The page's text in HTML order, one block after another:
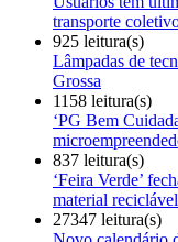
transporte
925 leitura(s)
Lâmpadas de
Grossa
1158 leitura(s)
‘PG Bem
837 leitura(s)
‘Feira Verde’
material
27347 leitura(s)